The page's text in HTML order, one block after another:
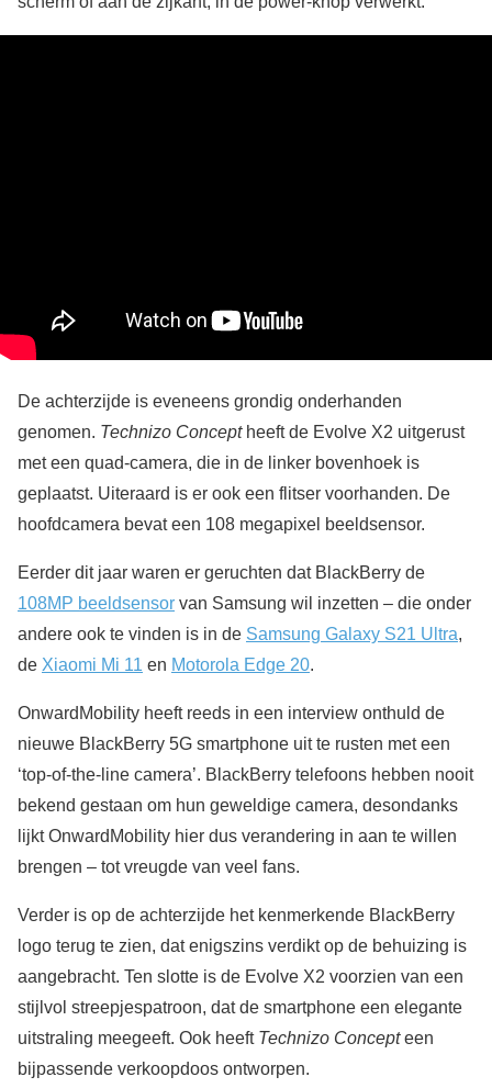
De achterzijde is eveneens grondig onderhanden
genomen. Technizo Conceptheeft de Evolve X2 uitgerust
met een quad-camera, die in de linker bovenhoek is
geplaatst. Uiteraard is er ook een flitser voorhanden. De
hoofdcamera bevat een 108 megapixel beeldsensor.
Eerder dit jaar waren er geruchten dat BlackBerry de
108MP beeldsensor van Samsung wil inzetten – die onder
andere ook te vinden is in de Samsung Galaxy S21 Ultra,
de Xiaomi Mi 11 en Motorola Edge 20.
OnwardMobility heeft reeds in een interview onthuld de
nieuwe BlackBerry 5G smartphone uit te rusten met een
‘top-of-the-line camera’. BlackBerry telefoons hebben nooit
bekend gestaan om hun geweldige camera, desondanks
lijkt OnwardMobility hier dus verandering in aan te willen
brengen – tot vreugde van veel fans.
Verder is op de achterzijde het kenmerkende BlackBerry
logo terug te zien, dat enigszins verdikt op de behuizing is
aangebracht. Ten slotte is de Evolve X2 voorzien van een
stijlvol streepjespatroon, dat de smartphone een elegante
uitstraling meegeeft. Ook heeft Technizo Concepteen
bijpassende verkoopdoos ontworpen.